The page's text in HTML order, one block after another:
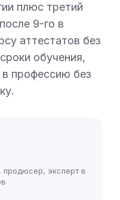
плюс третий
9-го в
аттестатов без
обучения,
профессию без
продюсер, эксперт в